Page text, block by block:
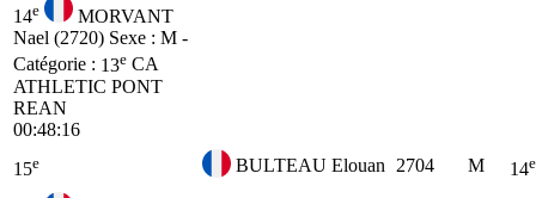
14e
MORVANT
Nael (2720) Sexe : M -
Catégorie : 13e CA
ATHLETIC PONT
REAN
00:48:16
15e BULTEAU Elouan 2704 M 14e